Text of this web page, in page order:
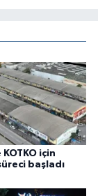
için
başladı